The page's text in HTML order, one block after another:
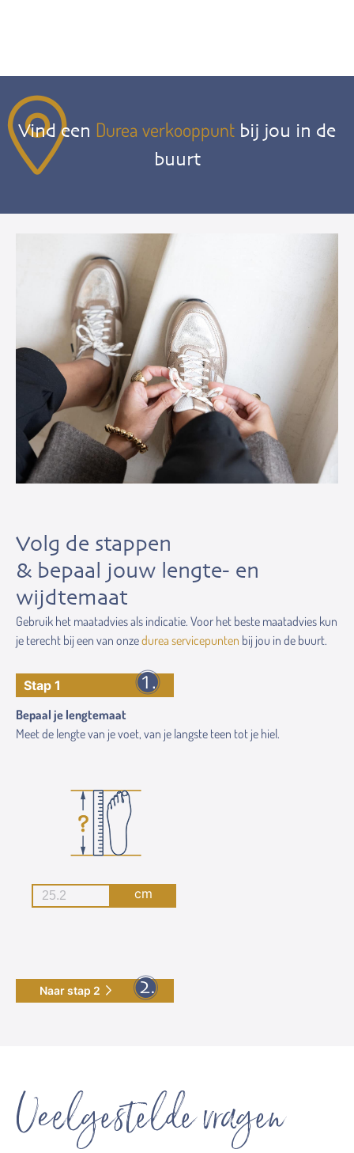
Vind een Durea verkooppunt bij jou in de
buurt
Volg de stappen
& bepaal jouw lengte- en
wijdtemaat
Gebruik het maatadvies als indicatie. Voor het beste maatadvies kun
je terecht bij een van onzedurea servicepunten bij jou in de buurt.
Stap 1
Bepaal je lengtemaat
Meet de lengte van je voet, van je langste teen tot je hiel.
cm
Naar stap 2
Veelgestelde vragen